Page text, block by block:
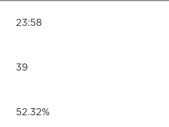
23:58
39
52.32%